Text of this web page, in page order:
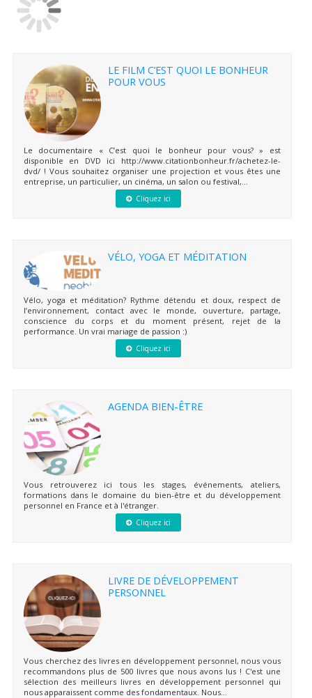
LE FILM C’EST QUOI LE BONHEUR
POUR VOUS
Le documentaire « C’est quoi le bonheur pour vous? » est
disponible en DVD ici http://www.citationbonheur.fr/achetez-le-
dvd/ ! Vous souhaitez organiser une projection et vous êtes une
entreprise, un particulier, un cinéma, un salon ou festival,...
Cliquez ici
VÉLO, YOGA ET MÉDITATION
Vélo, yoga et méditation? Rythme détendu et doux, respect de
l’environnement, contact avec le monde, ouverture, partage,
conscience du corps et du moment présent, rejet de la
performance. Un vrai mariage de passion :)
Cliquez ici
AGENDA BIEN-ÊTRE
Vous retrouverez ici tous les stages, événements, ateliers,
formations dans le domaine du bien-être et du développement
personnel en France et à l'étranger.
Cliquez ici
LIVRE DE DÉVELOPPEMENT
PERSONNEL
Vous cherchez des livres en développement personnel, nous vous
recommandons plus de 500 livres que nous avons lus ! C'est une
sélection des meilleurs livres en développement personnel qui
nous apparaissent comme des fondamentaux. Nous...